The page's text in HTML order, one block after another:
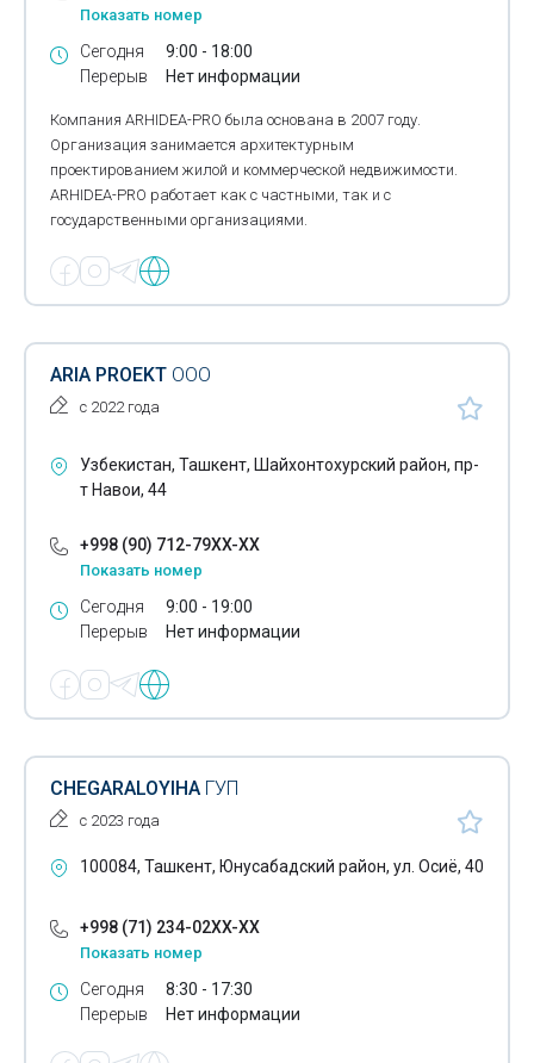
Показать номер
Сегодня
Перерыв
9:00 - 18:00
Нет информации
Компания ARHIDEA-PRO была основана в 2007 году.
Организация занимается архитектурным
проектированием жилой и коммерческой недвижимости.
ARHIDEA-PRO работает как с частными, так и с
государственными организациями.
ARIA PROEKT ООО
с 2022 года
Узбекистан, Ташкент, Шайхонтохурский район, пр-
т Навои, 44
+998 (90) 712-79XX-XX
Показать номер
Сегодня
Перерыв
9:00 - 19:00
Нет информации
CHEGARALOYIHA ГУП
с 2023 года
100084, Ташкент, Юнусабадский район, ул. Осиё, 40
+998 (71) 234-02XX-XX
Показать номер
Сегодня
Перерыв
8:30 - 17:30
Нет информации